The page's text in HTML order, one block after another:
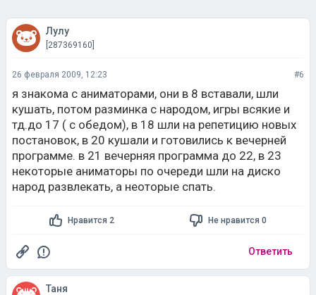
Лулу
[287369160]
26 февраля 2009, 12:23 #6
я знакома с аниматорами, они в 8 вставали, шли
кушать, потом разминка с народом, игры всякие и
тд.до 17 ( с обедом), в 18 шли на репетицию новых
постановок, в 20 кушали и готовились к вечерней
программе. в 21 вечерняя программа до 22, в 23
некоторые аниматоры по очереди шли на диско
народ развлекать, а неоторые спать.
Нравится 2 Не нравится 0
Ответить
Таня